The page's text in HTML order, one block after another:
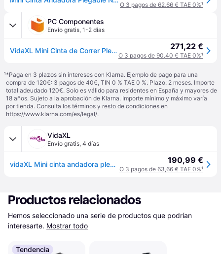
O 3 pagos de 62,66 € TAE 0%¹
PC Componentes
Envío gratis, 1-2 días
VidaXL Mini Cinta de Correr Plegable Negra 271,22 €
O 3 pagos de 90,40 € TAE 0%¹
¹*Paga en 3 plazos sin intereses con Klarna. Ejemplo de pago para una
compra de 120€: 3 pagos de 40€, TIN 0 % TAE 0 %. Plazo: 2 meses. Importe
total adeudado 120€. Solo es válido para residentes en España y mayores de
18 años. Sujeto a la aprobación de Klarna. Importe mínimo y máximo varía
por tienda. Consulta los términos y resto de condiciones en
https://www.klarna.com/es/legal/.
VidaXL
Envío gratis, 4 días
vidaXL Mini cinta andadora plegable negra 93x36 cm - Negro 190,99 €
O 3 pagos de 63,66 € TAE 0%¹
Productos relacionados
Hemos seleccionado una serie de productos que podrían
interesarte. Mostrar todo
Tendencia